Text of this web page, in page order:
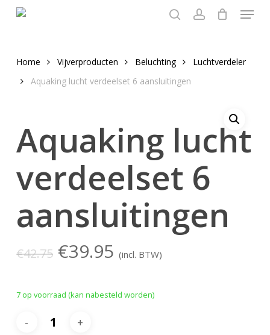
Menu
Home Vijverproducten Beluchting
Luchtverdeler
Aquaking lucht verdeelset 6 aansluitingen
Aquaking lucht
verdeelset 6
aansluitingen
€42.75 Oorspronkelijke
was:
€42.75.
€39.95Huidige
is:
€39.95.
(incl. BTW)
7 op voorraad (kan nabesteld worden)